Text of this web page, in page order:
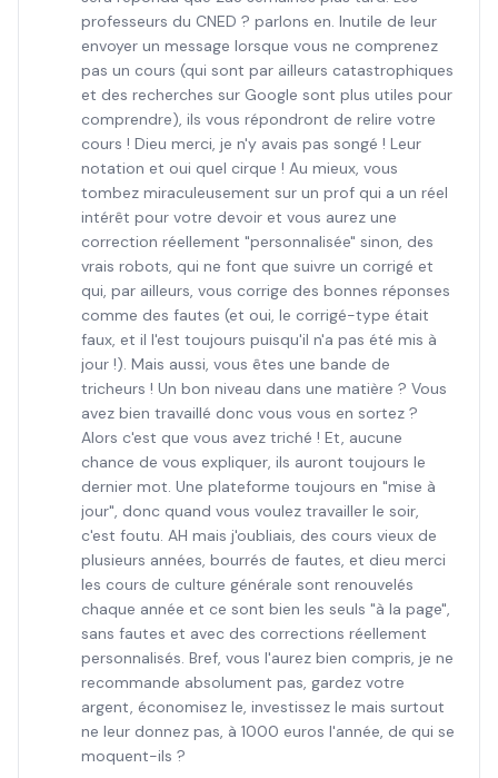
professeurs du CNED ? parlons en. Inutile de leur
envoyer un message lorsque vous ne comprenez
pas un cours (qui sont par ailleurs catastrophiques
et des recherches sur Google sont plus utiles pour
comprendre), ils vous répondront de relire votre
cours ! Dieu merci, je n'y avais pas songé ! Leur
notation et oui quel cirque ! Au mieux, vous
tombez miraculeusement sur un prof qui a un réel
intérêt pour votre devoir et vous aurez une
correction réellement "personnalisée" sinon, des
vrais robots, qui ne font que suivre un corrigé et
qui, par ailleurs, vous corrige des bonnes réponses
comme des fautes (et oui, le corrigé-type était
faux, et il l'est toujours puisqu'il n'a pas été mis à
jour !). Mais aussi, vous êtes une bande de
tricheurs ! Un bon niveau dans une matière ? Vous
avez bien travaillé donc vous vous en sortez ?
Alors c'est que vous avez triché ! Et, aucune
chance de vous expliquer, ils auront toujours le
dernier mot. Une plateforme toujours en "mise à
jour", donc quand vous voulez travailler le soir,
c'est foutu. AH mais j'oubliais, des cours vieux de
plusieurs années, bourrés de fautes, et dieu merci
les cours de culture générale sont renouvelés
chaque année et ce sont bien les seuls "à la page",
sans fautes et avec des corrections réellement
personnalisés. Bref, vous l'aurez bien compris, je ne
recommande absolument pas, gardez votre
argent, économisez le, investissez le mais surtout
ne leur donnez pas, à 1000 euros l'année, de qui se
moquent-ils ?